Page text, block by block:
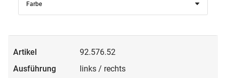
Farbe
92.576.52
links / rechts